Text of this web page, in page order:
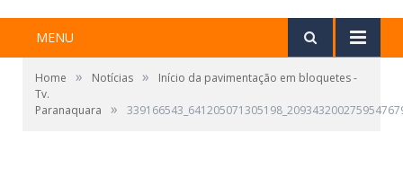
MENU
Home » Notícias »
Início da pavimentação em bloquetes -
Tv.
Paranaquara
»